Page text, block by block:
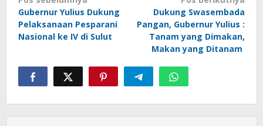
pos
Gubernur Yulius Dukung
Pelaksanaan Pesparani
Nasional ke IV di Sulut
Dukung Swasembada
Pangan, Gubernur Yulius :
Tanam yang Dimakan,
Makan yang Ditanam